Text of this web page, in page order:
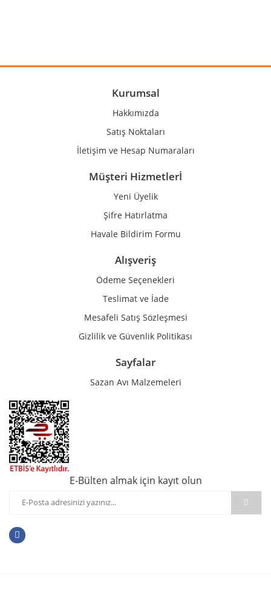
Ürün açıklamasında eksik bilgiler bulunuyor.
Ürün bilgilerinde hatalar bulunuyor.
Gönder
Kurumsal
Hakkımızda
Satış Noktaları
İletişim ve Hesap Numaraları
Müşteri Hizmetlerİ
Yeni Üyelik
Şifre Hatırlatma
Havale Bildirim Formu
Alışveriş
Ödeme Seçenekleri
Teslimat ve İade
Mesafeli Satış Sözleşmesi
Gizlilik ve Güvenlik Politikası
Sayfalar
Sazan Avı Malzemeleri
E-Bülten almak için kayıt olun